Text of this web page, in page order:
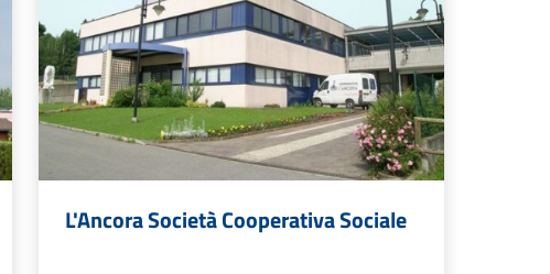
L'Ancora Società Cooperativa Sociale